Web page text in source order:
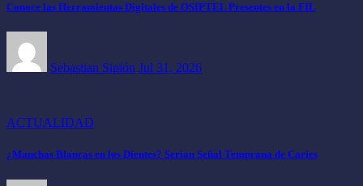
Conoce las Herramientas Digitales de OSIPTEL Presentes en la FIL
Sebastian Sipión Jul 31, 2026
ACTUALIDAD
¿Manchas Blancas en los Dientes? Serían Señal Temprana de Caries